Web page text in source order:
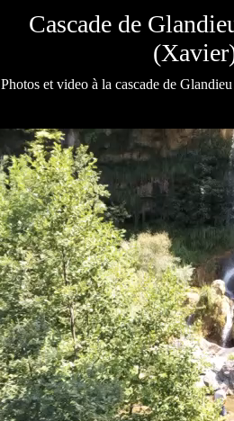
Cascade de
Photos et video à la cascade de